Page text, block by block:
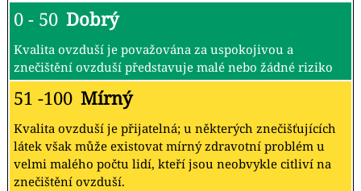
0 - 50 Dobrý
Kvalita ovzduší je považována za uspokojivou a
znečištění ovzduší představuje malé nebo žádné riziko
51 -100 Mírný
Kvalita ovzduší je přijatelná; u některých znečišťujících
látek však může existovat mírný zdravotní problém u
velmi malého počtu lidí, kteří jsou neobvykle citliví na
znečištění ovzduší.